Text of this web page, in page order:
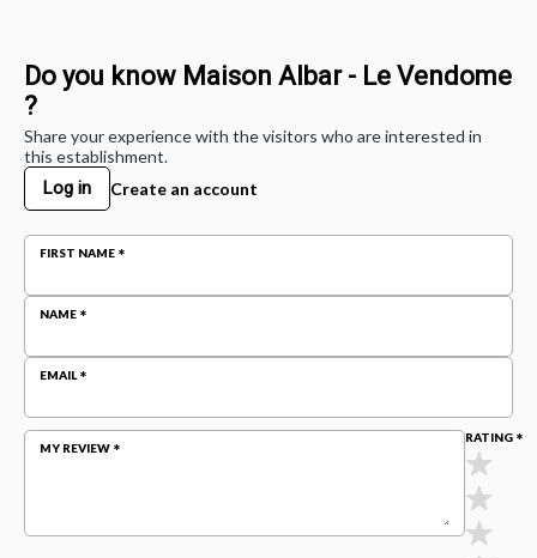
Do you know Maison Albar - Le Vendome
?
Share your experience with the visitors who are interested in
this establishment.
Log in Create an account
FIRST NAME
NAME
EMAIL
MY REVIEW
RATING